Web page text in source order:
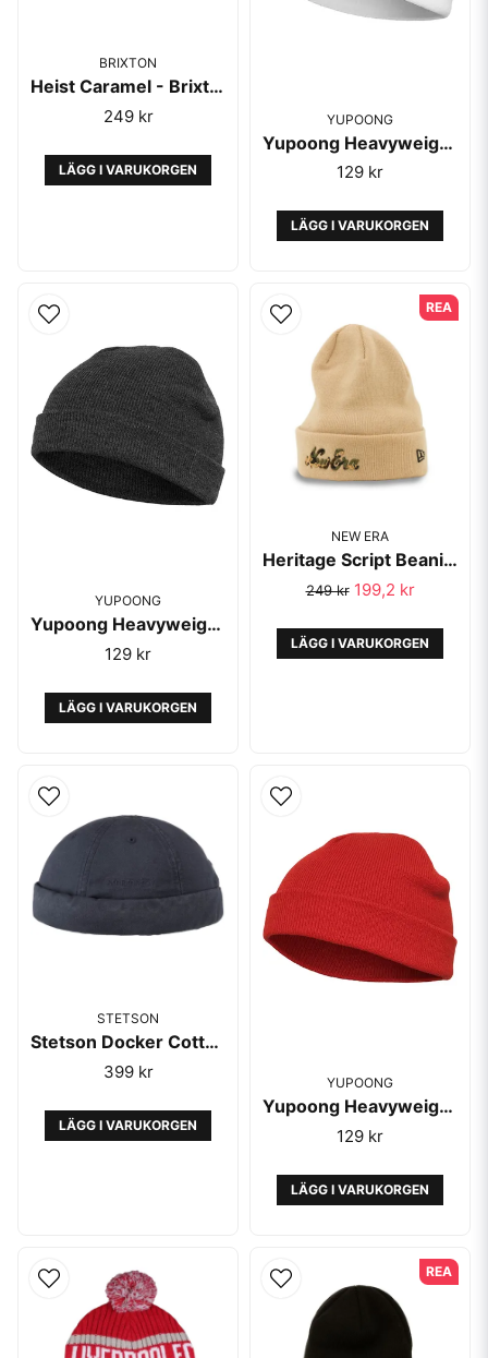
BRIXTON
Heist Caramel - Brixton
249 kr
LÄGG I VARUKORGEN
YUPOONG
Yupoong Heavyweight Beanie Short White
129 kr
LÄGG I VARUKORGEN
YUPOONG
Yupoong Heavyweight Beanie Short Charcoal
129 kr
LÄGG I VARUKORGEN
NEW ERA
Heritage Script Beanie Khaki - New Era
249 kr 199,2 kr
LÄGG I VARUKORGEN
REA
STETSON
Stetson Docker Cotton Navy
399 kr
LÄGG I VARUKORGEN
YUPOONG
Yupoong Heavyweight Beanie Short Red
129 kr
LÄGG I VARUKORGEN
REA